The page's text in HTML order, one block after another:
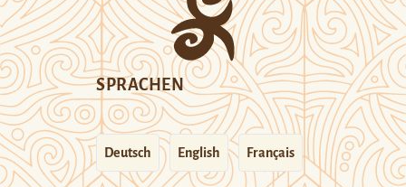
SPRACHEN
Deutsch English Français